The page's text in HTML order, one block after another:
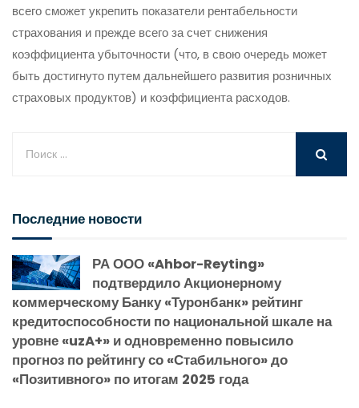
всего сможет укрепить показатели рентабельности
страхования и прежде всего за счет снижения
коэффициента убыточности (что, в свою очередь может
быть достигнуто путем дальнейшего развития розничных
страховых продуктов) и коэффициента расходов.
Последние новости
РА ООО «Ahbor-Reyting»
подтвердило Акционерному
коммерческому Банку «Туронбанк» рейтинг
кредитоспособности по национальной шкале на
уровне «uzA+» и одновременно повысило
прогноз по рейтингу со «Стабильного» до
«Позитивного» по итогам 2025 года